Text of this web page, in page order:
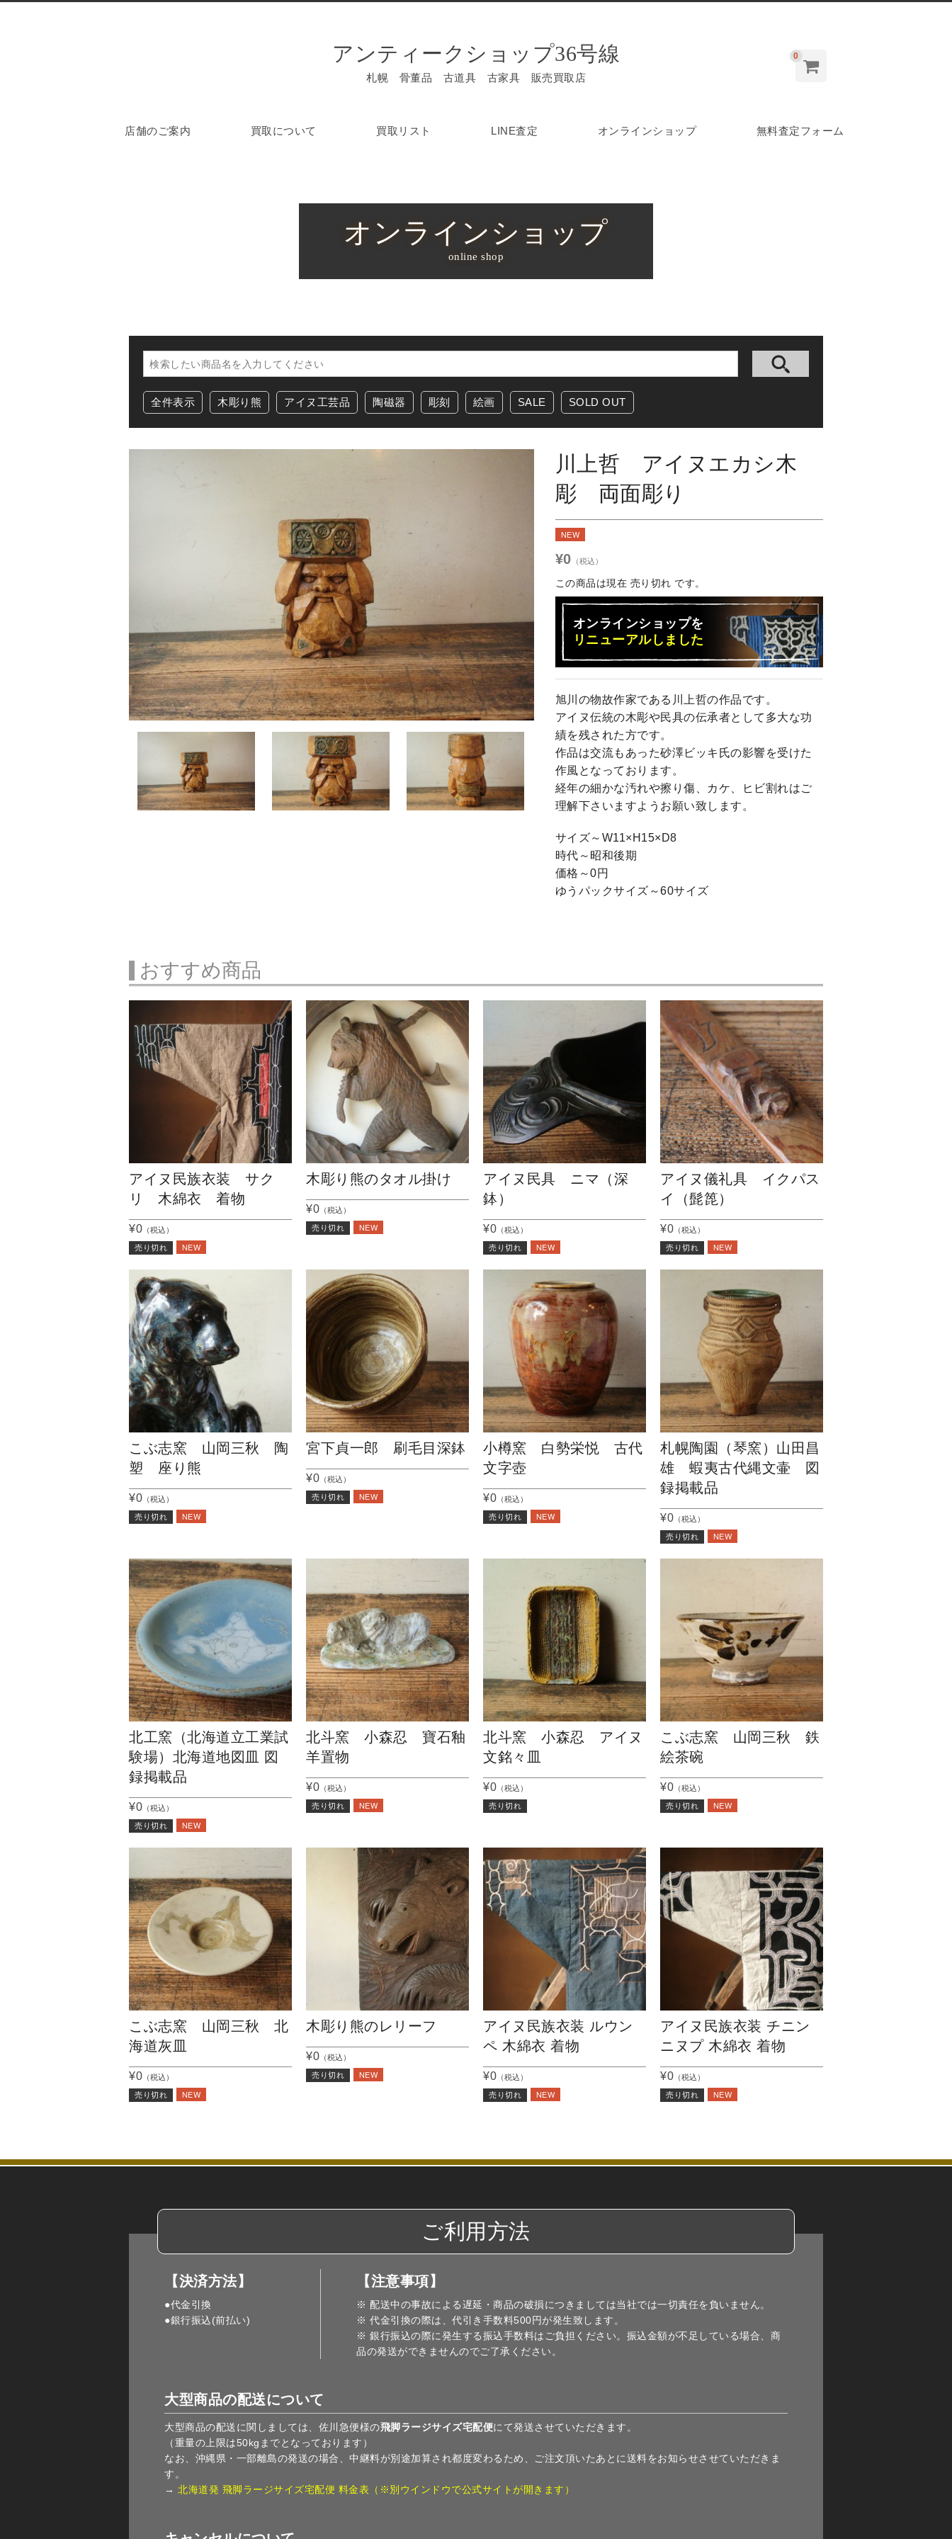
アンティークショップ36号線
札幌 骨董品 古道具 古家具 販売買取店
0
店舗のご案内 買取について 買取リスト LINE査定 オンラインショップ 無料査定フォーム
オンラインショップ
online shop
全件表示 木彫り熊 アイヌ工芸品 陶磁器 彫刻 絵画 SALE SOLD OUT
川上哲 アイヌエカシ木
彫 両面彫り
NEW
¥0 （税込）
この商品は現在 売り切れ です。
オンラインショップを
リニューアルしました
旭川の物故作家である川上哲の作品です。
アイヌ伝統の木彫や民具の伝承者として多大な功
績を残された方です。
作品は交流もあった砂澤ビッキ氏の影響を受けた
作風となっております。
経年の細かな汚れや擦り傷、カケ、ヒビ割れはご
理解下さいますようお願い致します。
サイズ～W11×H15×D8
時代～昭和後期
価格～0円
ゆうパックサイズ～60サイズ
おすすめ商品
アイヌ民族衣装 サク
リ 木綿衣 着物
¥0 （税込）
売り切れ NEW
木彫り熊のタオル掛け
¥0 （税込）
売り切れ NEW
アイヌ民具 ニマ（深
鉢）
¥0 （税込）
売り切れ NEW
アイヌ儀礼具 イクパス
イ（髭箆）
¥0 （税込）
売り切れ NEW
こぶ志窯 山岡三秋 陶
塑 座り熊
¥0 （税込）
売り切れ NEW
宮下貞一郎 刷毛目深鉢
¥0 （税込）
売り切れ NEW
小樽窯 白勢栄悦 古代
文字壺
¥0 （税込）
売り切れ NEW
札幌陶園（琴窯）山田昌
雄 蝦夷古代縄文壷 図
録掲載品
¥0 （税込）
売り切れ NEW
北工窯（北海道立工業試
験場）北海道地図皿 図
録掲載品
¥0 （税込）
売り切れ NEW
北斗窯 小森忍 寶石釉
羊置物
¥0 （税込）
売り切れ NEW
北斗窯 小森忍 アイヌ
文銘々皿
¥0 （税込）
売り切れ
こぶ志窯 山岡三秋 鉄
絵茶碗
¥0 （税込）
売り切れ NEW
こぶ志窯 山岡三秋 北
海道灰皿
¥0 （税込）
売り切れ NEW
木彫り熊のレリーフ
¥0 （税込）
売り切れ NEW
アイヌ民族衣装 ルウン
ペ 木綿衣 着物
¥0 （税込）
売り切れ NEW
アイヌ民族衣装 チニン
ニヌプ 木綿衣 着物
¥0 （税込）
売り切れ NEW
ご利用方法
【決済方法】
●代金引換
●銀行振込(前払い)
【注意事項】
※ 配送中の事故による遅延・商品の破損につきましては当社では一切責任を負いません。
※ 代金引換の際は、代引き手数料500円が発生致します。
※ 銀行振込の際に発生する振込手数料はご負担ください。振込金額が不足している場合、商
品の発送ができませんのでご了承ください。
大型商品の配送について
大型商品の配送に関しましては、佐川急便様の飛脚ラージサイズ宅配便にて発送させていただきます。
（重量の上限は50kgまでとなっております）
なお、沖縄県・一部離島の発送の場合、中継料が別途加算され都度変わるため、ご注文頂いたあとに送料をお知らせさせていただきま
す。
→ 北海道発 飛脚ラージサイズ宅配便 料金表（※別ウインドウで公式サイトが開きます）